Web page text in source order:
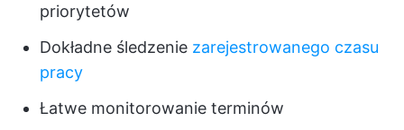
priorytetów
Dokładne śledzenie zarejestrowanego czasu
pracy
Łatwe monitorowanie terminów